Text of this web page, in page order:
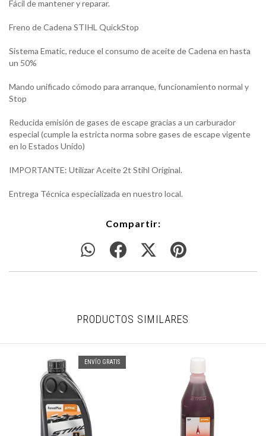
Fácil de mantener y reparar.
Freno de Cadena STIHL QuickStop
Sistema Ematic, reduce el consumo de aceite de Cadena en hasta
un 50%
Mando unificado cómodo para arranque, funcionamiento normal y
Stop
Reducida emisión de gases de escape gracias a un carburador
especial (cumple la estricta norma sobre gases de escape vigente
en lo Estados Unido)
IMPORTANTE: Utilizar Aceite 2t Stihl Original.
Entrega Técnica especializada en nuestro local.
Compartir:
PRODUCTOS SIMILARES
ENVÍO GRATIS